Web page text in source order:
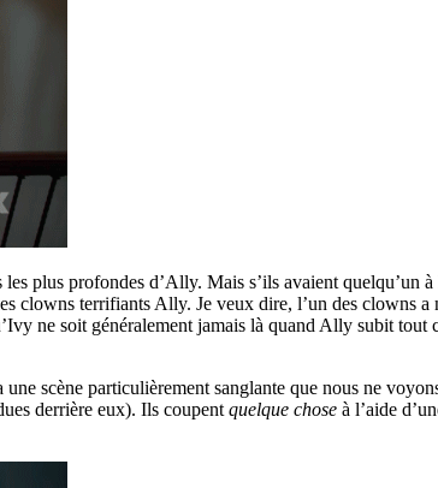
plus profondes d’Ally. Mais s’ils avaient quelqu’un
clowns terrifiants Ally. Je veux dire, l’un des clowns
ne soit généralement jamais là quand Ally subit
scène particulièrement sanglante que nous ne
derrière eux). Ils coupent quelque chose à l’aide